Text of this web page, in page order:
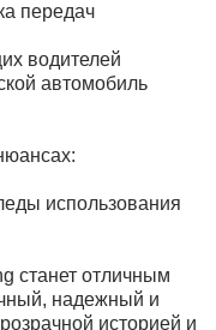
передач
водителей
автомобиль
использования
станет отличным
надежный и
историей и